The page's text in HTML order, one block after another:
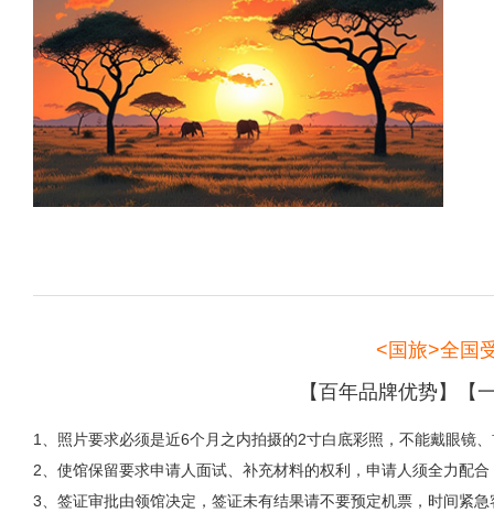
<国旅>全国
【百年品牌优势】【
1、照片要求必须是近6个月之内拍摄的2寸白底彩照，不能戴眼镜
2、使馆保留要求申请人面试、补充材料的权利，申请人须全力配合
3、签证审批由领馆决定，签证未有结果请不要预定机票，时间紧